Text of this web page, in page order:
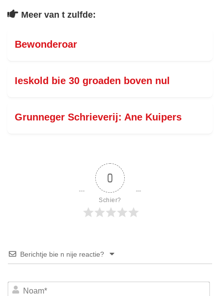
Meer van t zulfde:
Bewonderoar
Ieskold bie 30 groaden boven nul
Grunneger Schrieverij: Ane Kuipers
0
Schier?
Berichtje bie n nije reactie?